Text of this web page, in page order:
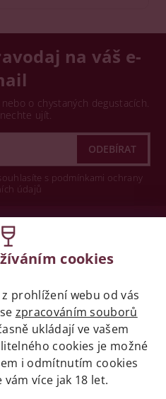
na váš e-
o chystaných degustacích.
ujít.
s podmínkami ochrany
údajů
nápojů osobám
cookies
prohlížení webu od vás
zpracováním souborů
ukládají ve vašem
cookies je možné
i odmítnutím cookies
více jak 18 let.